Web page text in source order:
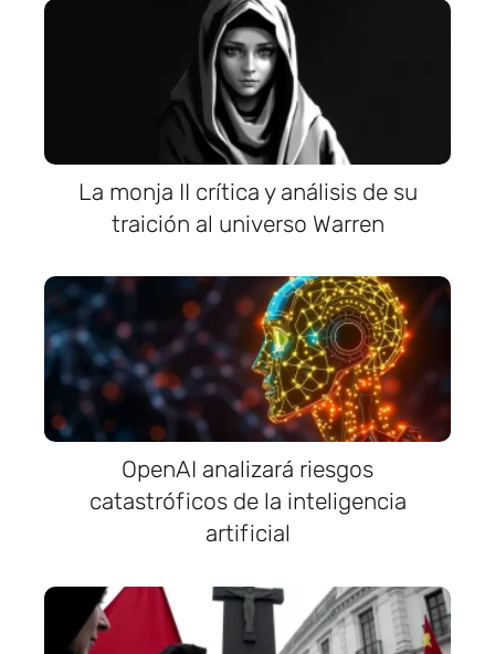
La monja II crítica y análisis de su
traición al universo Warren
OpenAI analizará riesgos
catastróficos de la inteligencia
artificial